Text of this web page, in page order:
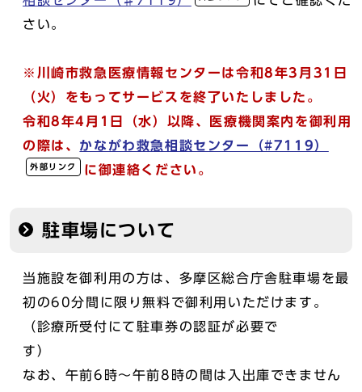
さい。
※川崎市救急医療情報センターは令和8年3月31日
（火）をもってサービスを終了いたしました。
令和8年4月1日（水）以降、医療機関案内を御利用
の際は、 かながわ救急相談センター（#7119）
外部リンク に御連絡ください。
駐車場について
当施設を御利用の方は、多摩区総合庁舎駐車場を最
初の60分間に限り無料で御利用いただけます。
（診療所受付にて駐車券の認証が必要で
す
なお、午前6時～午前8時の間は入出庫できません